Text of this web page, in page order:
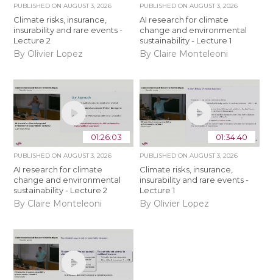
PUBLISHED ONAUGUST 3, 2026
Climate risks, insurance,
insurability and rare events -
Lecture 2
By Olivier Lopez
PUBLISHED ON AUGUST 3, 2026
AI research for climate
change and environmental
sustainability - Lecture 1
By Claire Monteleoni
01:26:03
PUBLISHED ONAUGUST 3, 2026
AI research for climate
change and environmental
sustainability - Lecture 2
By Claire Monteleoni
01:34:40
PUBLISHED ON AUGUST 3, 2026
Climate risks, insurance,
insurability and rare events -
Lecture 1
By Olivier Lopez